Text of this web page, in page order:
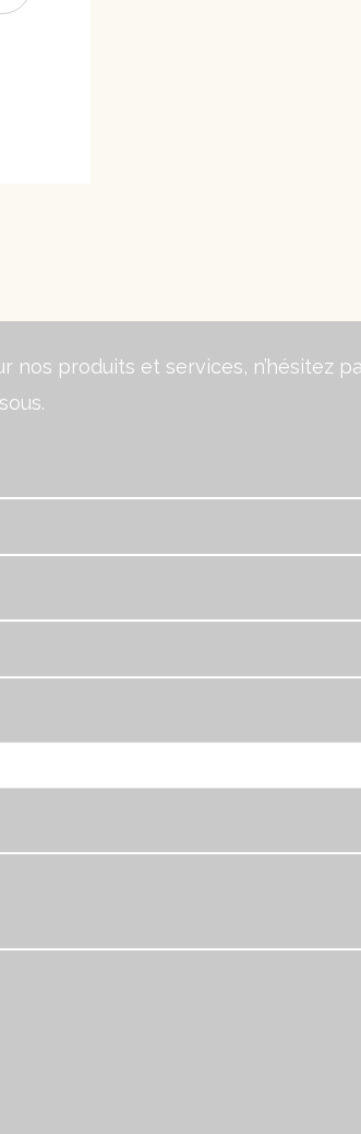
nos produits et services, n’hésitez